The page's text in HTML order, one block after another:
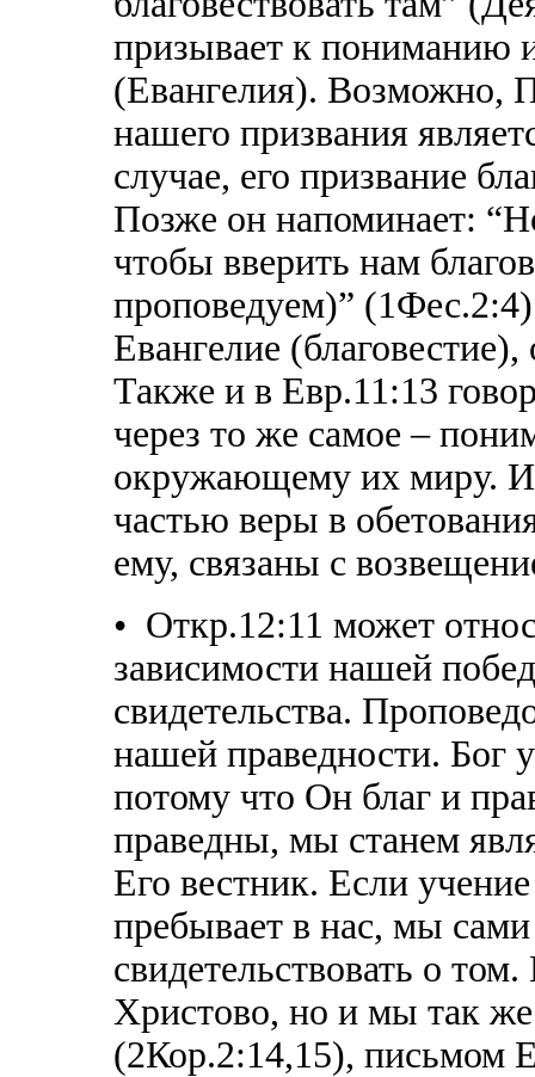
призывает к пониманию
(Евангелия). Возможно,
нашего призвания
случае, его призвание
Позже он напоминает:
чтобы вверить нам
проповедуем)”
Евангелие
Также и в Евр.11:13
через то же самое –
окружающему их миру.
частью веры в
ему, связаны с
• Откр.12:11 может
зависимости нашей
свидетельства.
нашей праведности. Бог
потому что Он благ и
праведны, мы станем
Его вестник. Если
пребывает в нас, мы
свидетельствовать о
Христово, но и мы так же
(2Кор.2:14,15), письмом